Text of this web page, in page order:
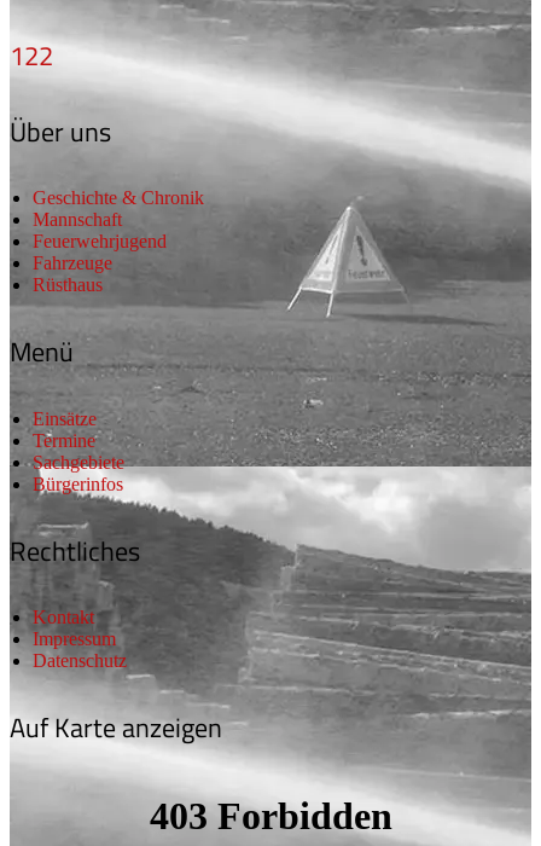
122
Über uns
Geschichte & Chronik
Mannschaft
Feuerwehrjugend
Fahrzeuge
Rüsthaus
Menü
Einsätze
Termine
Sachgebiete
Bürgerinfos
Rechtliches
Kontakt
Impressum
Datenschutz
Auf Karte anzeigen